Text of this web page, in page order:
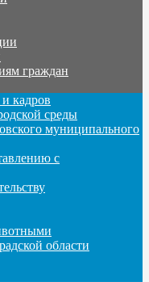
граждан
кадров
среды
муниципального
с
области